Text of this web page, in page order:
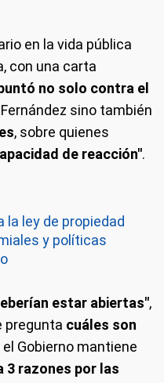
en la vida pública
con una carta
no solo contra el
sino también
, sobre quienes
de reacción".
la ley de propiedad
y políticas
estar abiertas",
pregunta cuáles son
Gobierno mantiene
3 razones por las